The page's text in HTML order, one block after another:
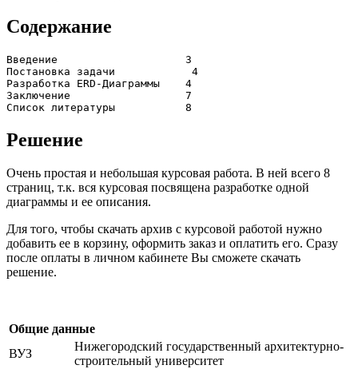
Содержание
Введение                    3
Постановка задачи            4
Разработка ERD-Диаграммы    4
Заключение	            7
Решение
Очень простая и небольшая курсовая работа. В ней всего 8
страниц, т.к. вся курсовая посвящена разработке одной
диаграммы и ее описания.
Для того, чтобы скачать архив с курсовой работой нужно
добавить ее в корзину, оформить заказ и оплатить его. Сразу
после оплаты в личном кабинете Вы сможете скачать
решение.
Общие данные
ВУЗ
Нижегородский государственный архитектурно-
строительный университет